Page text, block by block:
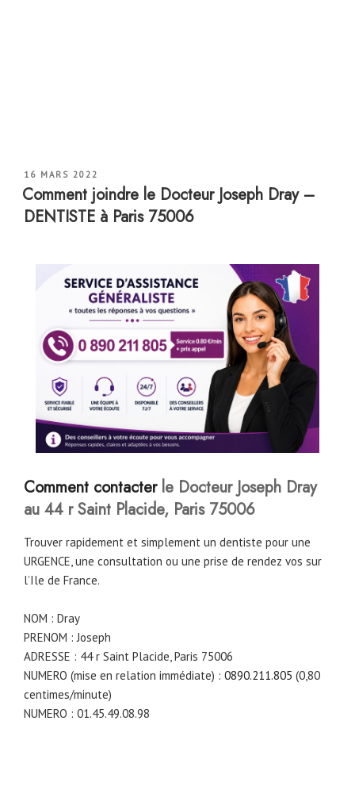
PUBLIÉ
LE
16 MARS 2022
Comment joindre le Docteur Joseph Dray –
DENTISTE à Paris 75006
Comment contacterle Docteur Joseph Dray
au 44 r Saint Placide, Paris 75006
Trouver rapidement et simplement un dentiste pour une
URGENCE, une consultation ou une prise de rendez vos sur
l’Ile de France.
NOM : Dray
PRENOM : Joseph
ADRESSE : 44 r Saint Placide, Paris 75006
NUMERO (mise en relation immédiate) : 0890.211.805 (0,80
centimes/minute)
NUMERO : 01.45.49.08.98